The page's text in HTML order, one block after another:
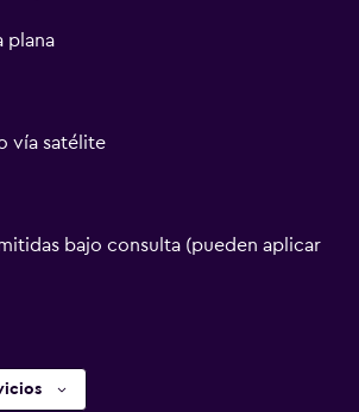
plana
vía satélite
bajo consulta (pueden aplicar